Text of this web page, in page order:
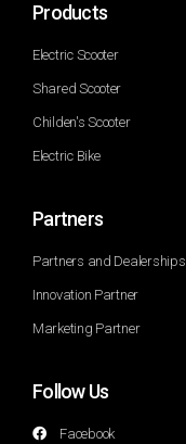
Products
Electric Scooter
Shared Scooter
Childen's Scooter
Electric Bike
Partners
Partners and Dealerships
Innovation Partner
Marketing Partner
Follow Us
Facebook